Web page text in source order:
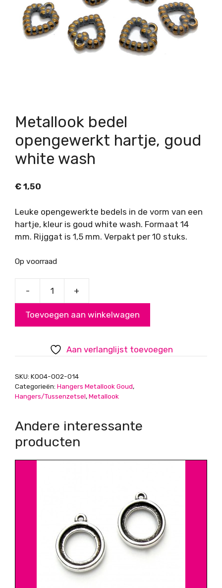
Metallook bedel
opengewerkt hartje, goud
white wash
€ 1,50
Leuke opengewerkte bedels in de vorm van een
hartje, kleur is goud white wash. Formaat 14
mm. Rijggat is 1,5 mm. Verpakt per 10 stuks.
Op voorraad
-
opengewerkt
goud
white
aantal
+
Toevoegen aan winkelwagen
Aan verlanglijst toevoegen
SKU: K004-002-014
Categorieën: Hangers Metallook Goud,
Hangers/Tussenzetsel,Metallook
Andere interessante
producten